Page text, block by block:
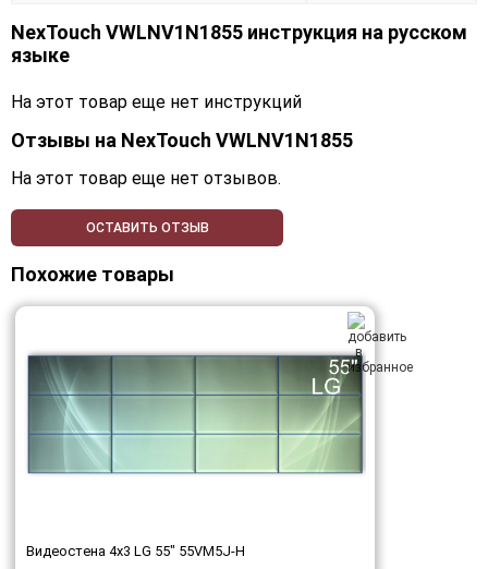
NexTouch VWLNV1N1855 инструкция на русском
языке
На этот товар еще нет инструкций
Отзывы на NexTouch VWLNV1N1855
На этот товар еще нет отзывов.
ОСТАВИТЬ ОТЗЫВ
Похожие товары
Видеостена 4x3 LG 55" 55VM5J-H